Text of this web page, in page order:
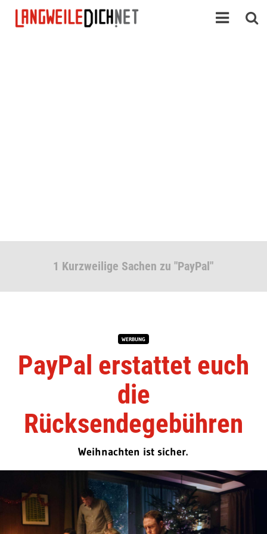
1 Kurzweilige Sachen zu "PayPal"
WERBUNG
PayPal erstattet euch
die
Rücksendegebühren
Weihnachten ist sicher.